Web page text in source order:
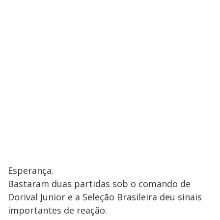
Esperança.
Bastaram duas partidas sob o comando de
Dorival Junior e a Seleção Brasileira deu sinais
importantes de reação.